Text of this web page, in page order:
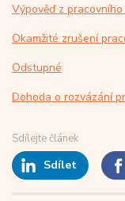
Výpověď z pracovního
Okamžité zrušení
Odstupné
Dohoda o rozvázání
Sdílejte článek
Sdílet